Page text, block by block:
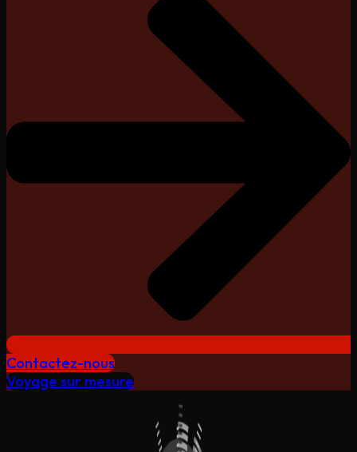
Contactez-nous
Voyage sur mesure